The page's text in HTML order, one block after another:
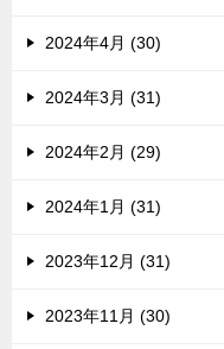
2024年4月 (30)
2024年3月 (31)
2024年2月 (29)
2024年1月 (31)
2023年12月 (31)
2023年11月 (30)